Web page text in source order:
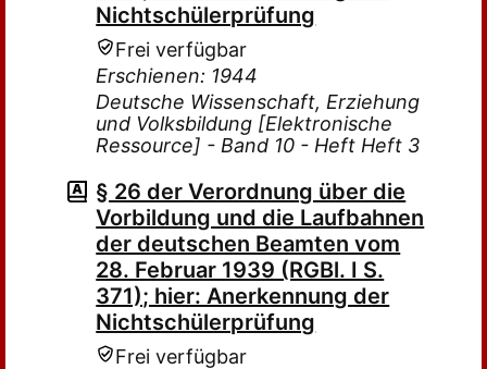
Nichtschülerprüfung
Frei verfügbar
Erschienen: 1944
Deutsche Wissenschaft, Erziehung
und Volksbildung [Elektronische
Ressource] - Band 10 - Heft Heft 3
§ 26 der Verordnung über die
Vorbildung und die Laufbahnen
der deutschen Beamten vom
28. Februar 1939 (RGBl. I S.
371); hier: Anerkennung der
Nichtschülerprüfung
Frei verfügbar